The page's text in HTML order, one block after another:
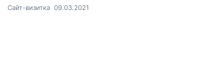
Сайт-визитка 09.03.2021